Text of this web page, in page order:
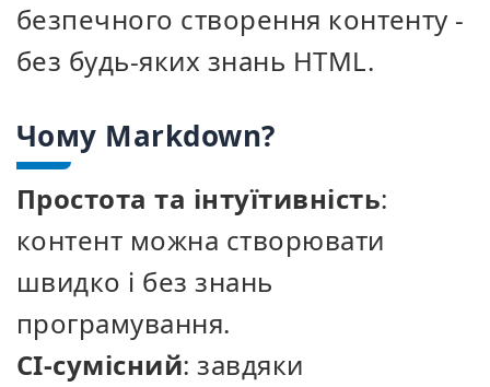
безпечного створення контенту -
без будь-яких знань HTML.
Чому Markdown?
Простота та інтуїтивність:
контент можна створювати
швидко і без знань
програмування.
CI-сумісний: завдяки